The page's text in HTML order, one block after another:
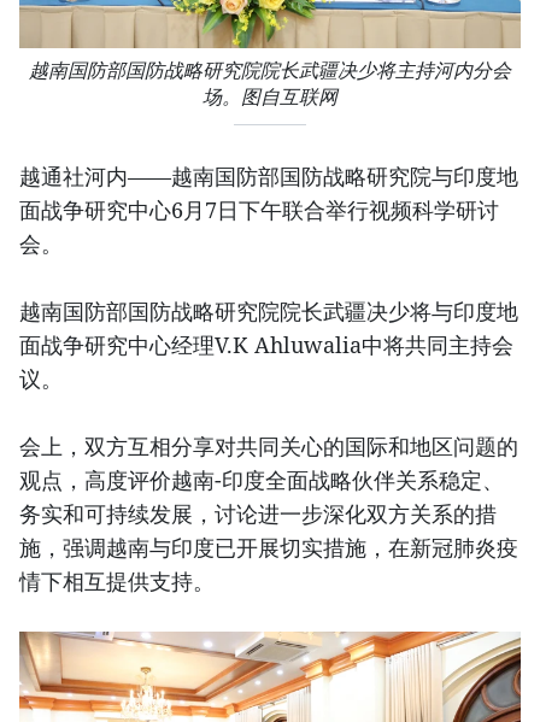
越南国防部国防战略研究院院长武疆决少将主持河内分会
场。图自互联网
越通社河内——越南国防部国防战略研究院与印度地
面战争研究中心6月7日下午联合举行视频科学研讨
会。
越南国防部国防战略研究院院长武疆决少将与印度地
面战争研究中心经理V.K Ahluwalia中将共同主持会
议。
会上，双方互相分享对共同关心的国际和地区问题的
观点，高度评价越南-印度全面战略伙伴关系稳定、
务实和可持续发展，讨论进一步深化双方关系的措
施，强调越南与印度已开展切实措施，在新冠肺炎疫
情下相互提供支持。